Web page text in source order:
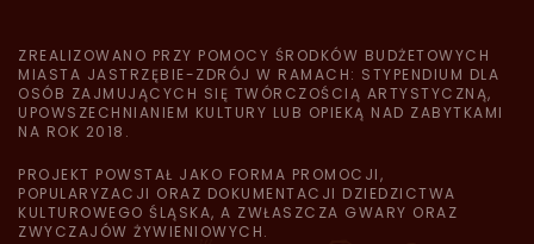
ZREALIZOWANO PRZY POMOCY ŚRODKÓW BUDŻETOWYCH
MIASTA JASTRZĘBIE-ZDRÓJ W RAMACH: STYPENDIUM DLA
OSÓB ZAJMUJĄCYCH SIĘ TWÓRCZOŚCIĄ ARTYSTYCZNĄ,
UPOWSZECHNIANIEM KULTURY LUB OPIEKĄ NAD ZABYTKAMI
NA ROK 2018.
PROJEKT POWSTAŁ JAKO FORMA PROMOCJI,
POPULARYZACJI ORAZ DOKUMENTACJI DZIEDZICTWA
KULTUROWEGO ŚLĄSKA, A ZWŁASZCZA GWARY ORAZ
ZWYCZAJÓW ŻYWIENIOWYCH.